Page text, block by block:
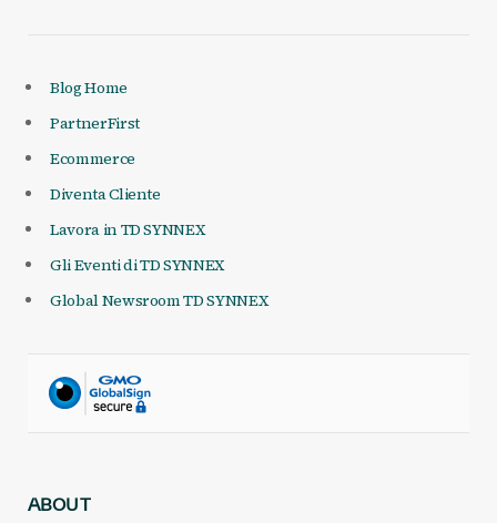
Blog Home
PartnerFirst
Ecommerce
Diventa Cliente
Lavora in TD SYNNEX
Gli Eventi di TD SYNNEX
Global Newsroom TD SYNNEX
ABOUT